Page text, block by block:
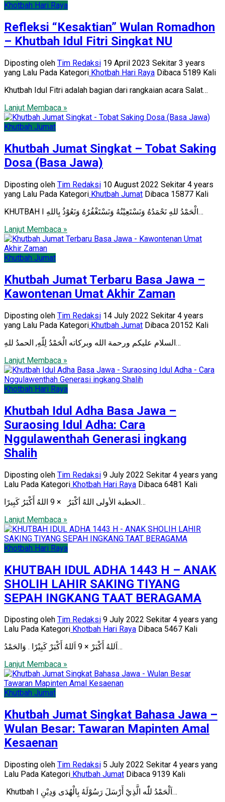
Khotbah Hari Raya
Refleksi “Kesaktian” Wulan Romadhon
– Khutbah Idul Fitri Singkat NU
Diposting oleh Tim Redaksi 19 April 2023 Sekitar 3 years
yang Lalu Pada Kategori Khotbah Hari Raya Dibaca 5189 Kali
Khutbah Idul Fitri adalah bagian dari rangkaian acara Salat…
Lanjut Membaca »
Khutbah Jumat
Khutbah Jumat Singkat – Tobat Saking
Dosa (Basa Jawa)
Diposting oleh Tim Redaksi 10 August 2022 Sekitar 4 years
yang Lalu Pada Kategori Khutbah Jumat Dibaca 15877 Kali
KHUTBAH I الْحَمْدُ للهِ نَحْمَدُهُ وَنَسْتَعِيْنُهُ وَنَسْتَغْفُرُهُ وَنَعُوْذُ بِاللهِ…
Lanjut Membaca »
Khutbah Jumat
Khutbah Jumat Terbaru Basa Jawa –
Kawontenan Umat Akhir Zaman
Diposting oleh Tim Redaksi 14 July 2022 Sekitar 4 years
yang Lalu Pada Kategori Khutbah Jumat Dibaca 20152 Kali
السلام عليكم ورحمة الله وبركاته الْحَمْدُ لِلّهِ, الحمدُ للهِ…
Lanjut Membaca »
Khotbah Hari Raya
Khutbah Idul Adha Basa Jawa –
Suraosing Idul Adha: Cara
Nggulawenthah Generasi ingkang
Shalih
Diposting oleh Tim Redaksi 9 July 2022 Sekitar 4 years yang
Lalu Pada Kategori Khotbah Hari Raya Dibaca 6481 Kali
الخطبة الأولى اللهُ أكْبَرُ × 9 اللهُ أَكْبَرُ كَبِيرًا…
Lanjut Membaca »
Khotbah Hari Raya
KHUTBAH IDUL ADHA 1443 H – ANAK
SHOLIH LAHIR SAKING TIYANG
SEPAH INGKANG TAAT BERAGAMA
Diposting oleh Tim Redaksi 9 July 2022 Sekitar 4 years yang
Lalu Pada Kategori Khotbah Hari Raya Dibaca 5467 Kali
اَللهُ أَكْبَرْ × 9 اَللهُ أَكْبَرْ كَبِيْرًا . وَالحَمْدُ…
Lanjut Membaca »
Khutbah Jumat
Khutbah Jumat Singkat Bahasa Jawa –
Wulan Besar: Tawaran Mapinten Amal
Kesaenan
Diposting oleh Tim Redaksi 5 July 2022 Sekitar 4 years yang
Lalu Pada Kategori Khutbah Jumat Dibaca 9139 Kali
Khutbah I اَلْحَمْدُ للّٰه الَّذِيْ أَرْسَلَ رَسُوْلَهُ بِالْهُدَى وَدِيْنِ…